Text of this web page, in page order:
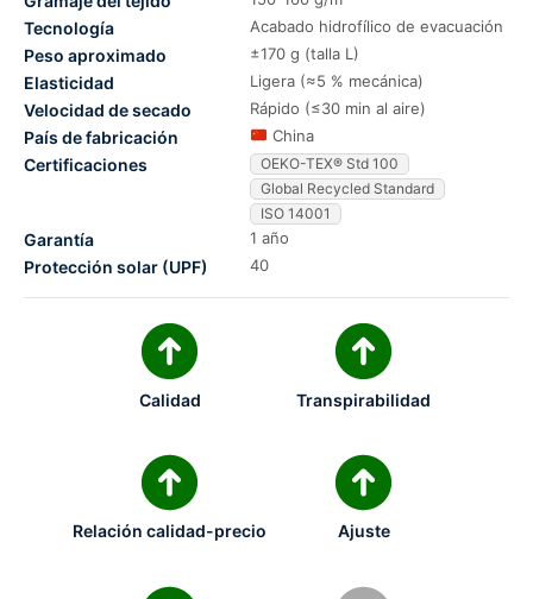
Tecnología Acabado hidrofílico de evacuación
Peso aproximado ±170 g (talla L)
Elasticidad Ligera (≈5 % mecánica)
Velocidad de secado Rápido (≤30 min al aire)
País de fabricación China
Certificaciones
OEKO-TEX® Std 100
Global Recycled Standard
ISO 14001
Garantía 1 año
Protección solar (UPF) 40
Calidad Transpirabilidad
Relación calidad-precio Ajuste